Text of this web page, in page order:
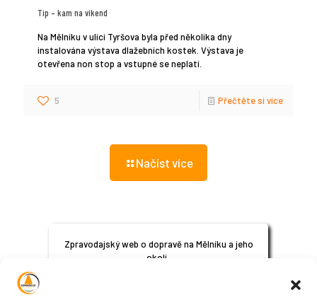
Tip – kam na víkend
Na Mělníku v ulici Tyršova byla před několika dny
instalována výstava dlažebních kostek. Výstava je
otevřena non stop a vstupné se neplatí.
5 Přečtěte si více
Načíst více
Zpravodajský web o dopravě na Mělníku a jeho
okolí.